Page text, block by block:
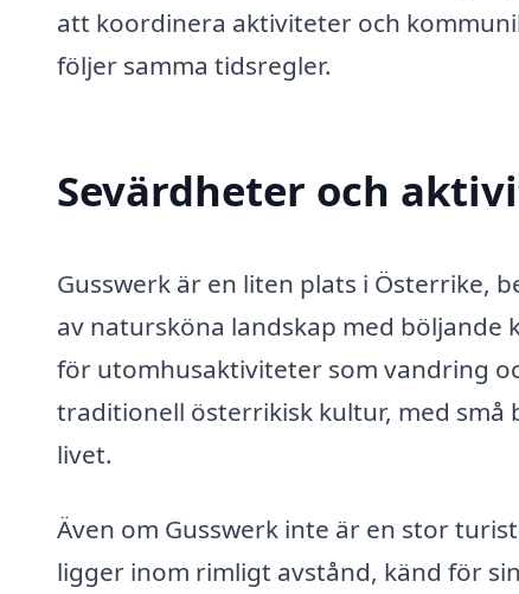
att koordinera aktiviteter och
följer samma tidsregler.
Sevärdheter och
Gusswerk är en liten plats i Österrike,
av natursköna landskap med
för utomhusaktiviteter som vandring
traditionell österrikisk kultur, med små
livet.
Även om Gusswerk inte är en stor
ligger inom rimligt avstånd, känd för